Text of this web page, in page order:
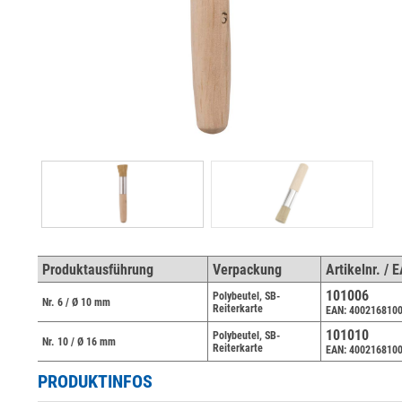
Produktausführung Verpackung Artikelnr. /
Nr. 6 / Ø 10 mm
Polybeutel, SB-
Reiterkarte
101006
EAN:
Nr. 10 / Ø 16 mm
Polybeutel, SB-
Reiterkarte
101010
EAN:
PRODUKTINFOS